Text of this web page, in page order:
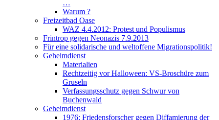
…
Warum ?
Freizeitbad Oase
WAZ 4.4.2012: Protest und Populismus
Frintrop gegen Neonazis 7.9.2013
Für eine solidarische und weltoffene Migrationspolitik!
Geheimdienst
Materialien
Rechtzeitig vor Halloween: VS-Broschüre zum
Gruseln
Verfassungsschutz gegen Schwur von
Buchenwald
Geheimdienst
1976: Friedensforscher gegen Diffamierung der